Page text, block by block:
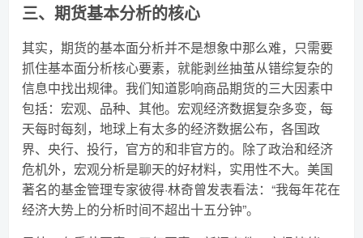
三、期货基本分析的核心
其实，期货的基本面分析并不是想象中那么难，只需要
抓住基本面分析核心要素，就能剥丝抽茧从错综复杂的
信息中找出规律。我们知道影响商品期货的三大因素中
包括：宏观、品种、其他。宏观经济数据复杂多变，每
天每时每刻，地球上有太多的经济数据公布，各国政
界、央行、投行，官方的和非官方的。除了政治和经济
危机外，宏观分析是聊天的好材料，实用性不大。美国
著名的基金管理专家彼得·林奇曾发表看法：“我每年花在
经济大势上的分析时间不超出十五分钟”。